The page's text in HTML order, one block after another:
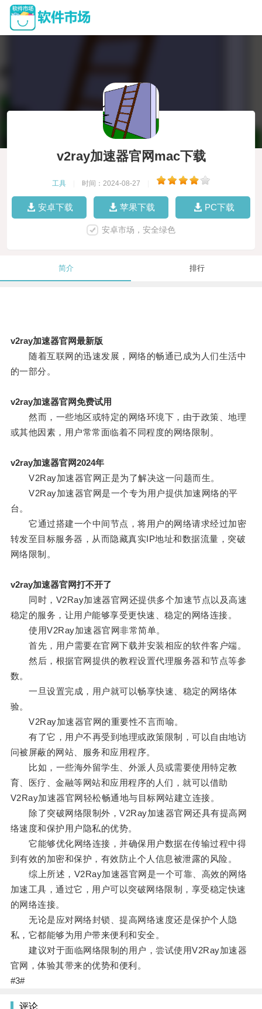
v2ray加速器官网mac下载
工具 时间：2024-08-27
安卓下载 苹果下载 PC下载
安卓市场，安全绿色
简介 排行
v2ray加速器官网最新版
随着互联网的迅速发展，网络的畅通已成为人们生活中
的一部分。
v2ray加速器官网免费试用
然而，一些地区或特定的网络环境下，由于政策、地理
或其他因素，用户常常面临着不同程度的网络限制。
v2ray加速器官网2024年
V2Ray加速器官网正是为了解决这一问题而生。
V2Ray加速器官网是一个专为用户提供加速网络的平
台。
它通过搭建一个中间节点，将用户的网络请求经过加密
转发至目标服务器，从而隐藏真实IP地址和数据流量，突破
网络限制。
v2ray加速器官网打不开了
同时，V2Ray加速器官网还提供多个加速节点以及高速
稳定的服务，让用户能够享受更快速、稳定的网络连接。
使用V2Ray加速器官网非常简单。
首先，用户需要在官网下载并安装相应的软件客户端。
然后，根据官网提供的教程设置代理服务器和节点等参
数。
一旦设置完成，用户就可以畅享快速、稳定的网络体
验。
V2Ray加速器官网的重要性不言而喻。
有了它，用户不再受到地理或政策限制，可以自由地访
问被屏蔽的网站、服务和应用程序。
比如，一些海外留学生、外派人员或需要使用特定教
育、医疗、金融等网站和应用程序的人们，就可以借助
V2Ray加速器官网轻松畅通地与目标网站建立连接。
除了突破网络限制外，V2Ray加速器官网还具有提高网
络速度和保护用户隐私的优势。
它能够优化网络连接，并确保用户数据在传输过程中得
到有效的加密和保护，有效防止个人信息被泄露的风险。
综上所述，V2Ray加速器官网是一个可靠、高效的网络
加速工具，通过它，用户可以突破网络限制，享受稳定快速
的网络连接。
无论是应对网络封锁、提高网络速度还是保护个人隐
私，它都能够为用户带来便利和安全。
建议对于面临网络限制的用户，尝试使用V2Ray加速器
官网，体验其带来的优势和便利。
#3#
评论